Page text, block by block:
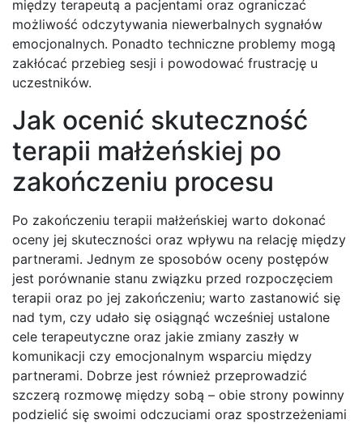
między terapeutą a pacjentami oraz ograniczać
możliwość odczytywania niewerbalnych sygnałów
emocjonalnych. Ponadto techniczne problemy mogą
zakłócać przebieg sesji i powodować frustrację u
uczestników.
Jak ocenić skuteczność
terapii małżeńskiej po
zakończeniu procesu
Po zakończeniu terapii małżeńskiej warto dokonać
oceny jej skuteczności oraz wpływu na relację między
partnerami. Jednym ze sposobów oceny postępów
jest porównanie stanu związku przed rozpoczęciem
terapii oraz po jej zakończeniu; warto zastanowić się
nad tym, czy udało się osiągnąć wcześniej ustalone
cele terapeutyczne oraz jakie zmiany zaszły w
komunikacji czy emocjonalnym wsparciu między
partnerami. Dobrze jest również przeprowadzić
szczerą rozmowę między sobą – obie strony powinny
podzielić się swoimi odczuciami oraz spostrzeżeniami